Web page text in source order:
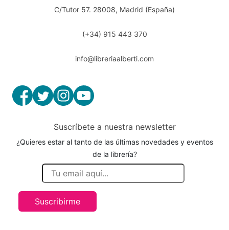
C/Tutor 57. 28008, Madrid (España)
(+34) 915 443 370
info@libreriaalberti.com
Suscríbete a nuestra newsletter
¿Quieres estar al tanto de las últimas novedades y eventos
de la librería?
Suscribirme